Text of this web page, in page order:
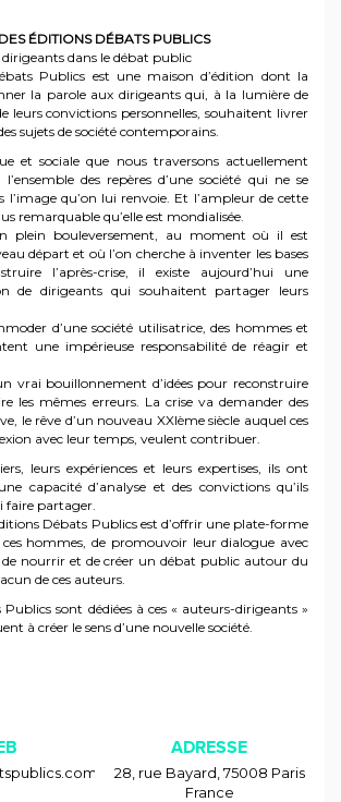
ÉDITIONS DÉBATS PUBLICS
dirigeants dans le débat public
Publics est une maison d’édition dont la
la parole aux dirigeants qui, à la lumière de
leurs convictions personnelles, souhaitent livrer
sujets de société contemporains.
et sociale que nous traversons actuellement
des repères d’une société qui ne se
l’image qu’on lui renvoie. Et l’ampleur de cette
remarquable qu’elle est mondialisée.
plein bouleversement, au moment où il est
départ et où l’on cherche à inventer les bases
l’après-crise, il existe aujourd’hui une
de dirigeants qui souhaitent partager leurs
d’une société utilisatrice, des hommes et
une impérieuse responsabilité de réagir et
vrai bouillonnement d’idées pour reconstruire
les mêmes erreurs. La crise va demander des
le rêve d’un nouveau XXIème siècle auquel ces
avec leur temps, veulent contribuer.
leurs expériences et leurs expertises, ils ont
capacité d’analyse et des convictions qu’ils
faire partager.
Débats Publics est d’offrir une plate-forme
hommes, de promouvoir leur dialogue avec
de nourrir et de créer un débat public autour du
de ces auteurs.
Publics sont dédiées à ces « auteurs-dirigeants »
à créer le sens d’une nouvelle société.
ADRESSE
28, rue Bayard 75008 Paris
France